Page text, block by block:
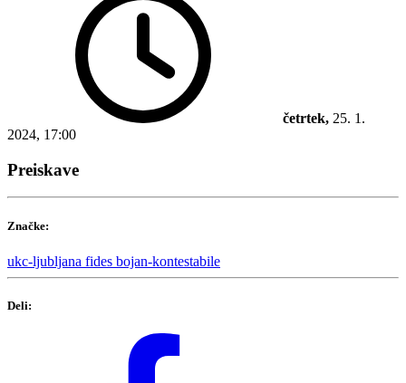
četrtek, 25. 1.
2024, 17:00
Preiskave
Značke:
ukc-ljubljana fides bojan-kontestabile
Deli: